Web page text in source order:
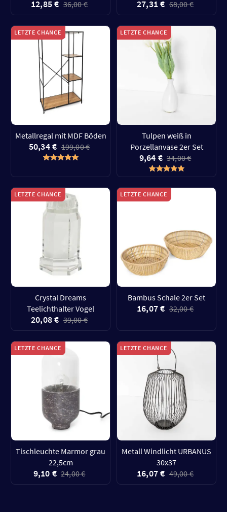
12,85 € 36,00 € 27,31 € 68,00 €
LETZTE CHANCE
Metallregal mit MDF Böden
50,34 € 199,00 €
LETZTE CHANCE
Tulpen weiß in
Porzellanvase 2er Set
9,64 € 34,00 €
LETZTE CHANCE
Crystal Dreams
Teelichthalter Vogel
20,08 € 39,00 €
LETZTE CHANCE
Bambus Schale 2er Set
16,07 € 32,00 €
LETZTE CHANCE
Tischleuchte Marmor grau
22,5cm
9,10 € 24,00 €
LETZTE CHANCE
Metall Windlicht URBANUS
30x37
16,07 € 49,00 €